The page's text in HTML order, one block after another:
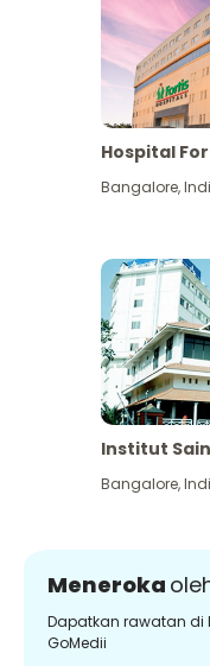
Hospital
Bangalore,
Institut
Bangalore,
Meneroka
Dapatkan rawatan
GoMedii